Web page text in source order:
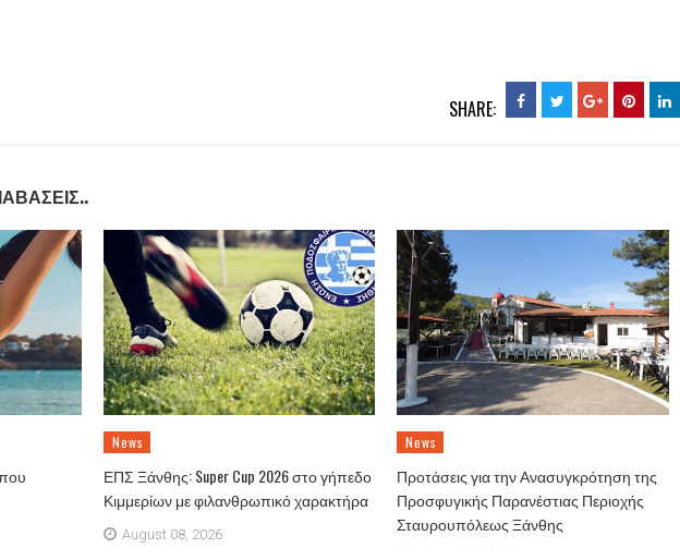
SHARE:
News
ΕΠΣ Ξάνθης: Super Cup 2026 στο γήπεδο
Κιμμερίων με φιλανθρωπικό χαρακτήρα
August 08, 2026
News
Προτάσεις για την Ανασυγκρότηση της
Προσφυγικής Παρανέστιας Περιοχής
Σταυρουπόλεως Ξάνθης